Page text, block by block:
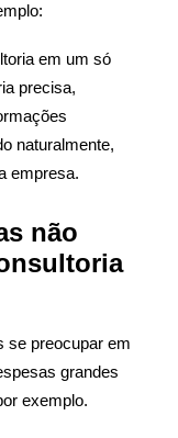
em um só
precisa,
naturalmente,
empresa.
não
se preocupar em
grandes
exemplo.